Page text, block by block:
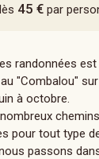
45 €par
randonnées
"Combalou"
à octobre.
pour tout type
passons